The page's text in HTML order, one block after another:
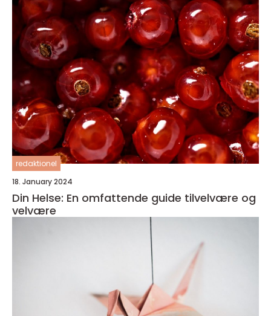
redaktionel
18. January 2024
Din Helse: En omfattende guide tilvelvære og
velvære